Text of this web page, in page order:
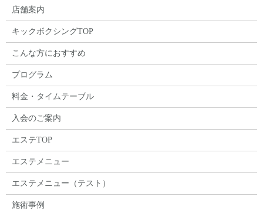
店舗案内
キックボクシングTOP
こんな方におすすめ
プログラム
料金・タイムテーブル
入会のご案内
エステTOP
エステメニュー
エステメニュー（テスト）
施術事例